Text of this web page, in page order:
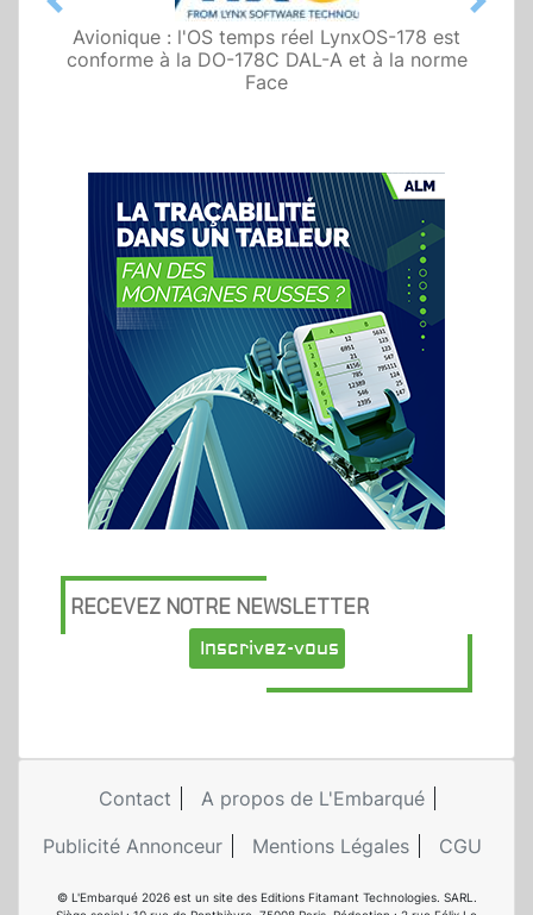
Avionique : l'OS temps réel LynxOS-178 est
conforme à la DO-178C DAL-A et à la norme
Face
Previous Next
RECEVEZ NOTRE NEWSLETTER
Inscrivez-vous
Contact
A propos de L'Embarqué
Publicité Annonceur
Mentions Légales CGU
© L'Embarqué 2026 est un site des Editions Fitamant Technologies. SARL.